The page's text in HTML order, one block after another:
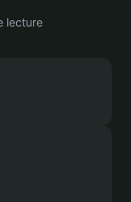
lecture